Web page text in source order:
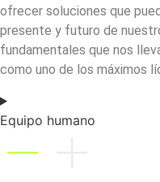
ofrecer soluciones que
presente y futuro de
fundamentales que nos
como uno de los máximos
Equipo humano